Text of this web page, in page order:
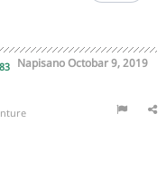
NapisanoOctobar 9, 2019